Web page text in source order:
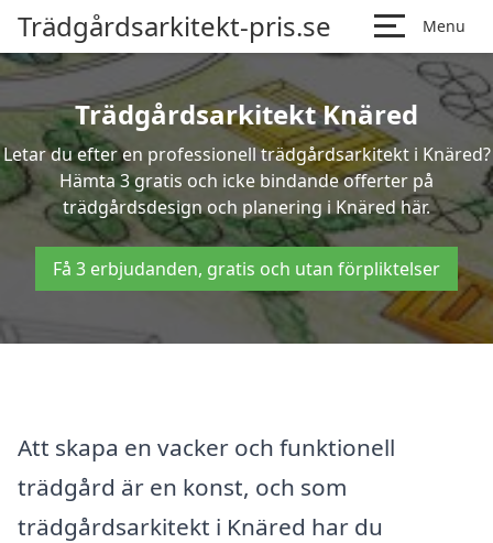
Trädgårdsarkitekt-pris.se Menu
Trädgårdsarkitekt Knäred
Letar du efter en professionell trädgårdsarkitekt i Knäred?
Hämta 3 gratis och icke bindande offerter på
trädgårdsdesign och planering i Knäred här.
Få 3 erbjudanden, gratis och utan förpliktelser
Att skapa en vacker och funktionell
trädgård är en konst, och som
trädgårdsarkitekt i Knäred har du